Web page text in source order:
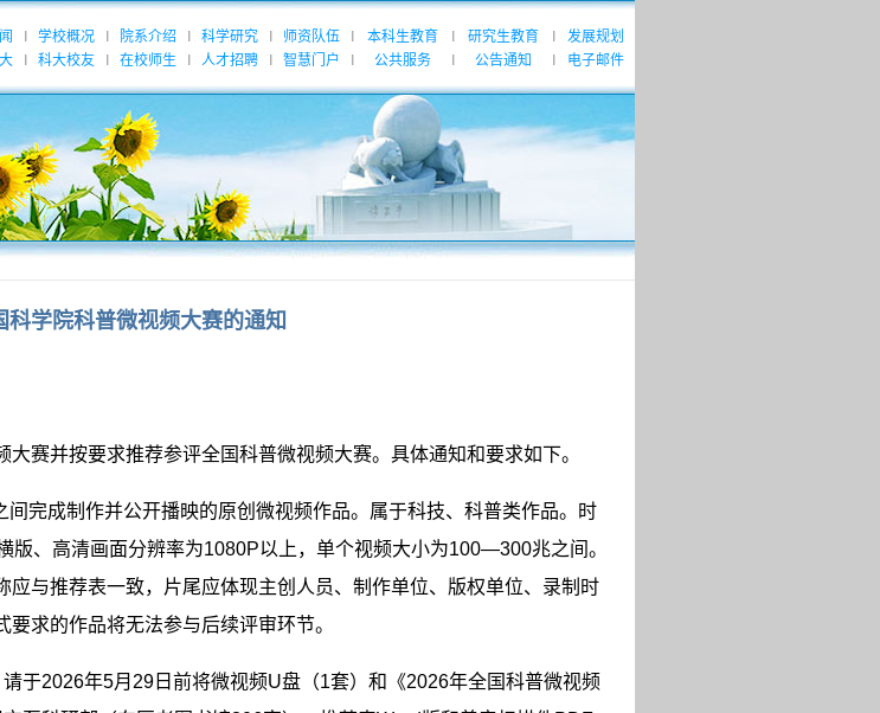
学校概况 院系介绍 科学研究 师资队伍 本科生教育 研究生教育
发展规划
科大校友 在校师生 人才招聘 智慧门户 公共服务 公告通知 电子邮件
科学院科普微视频大赛的通知
赛并按要求推荐参评全国科普微视频大赛。具体通知和要求如下。
间完成制作并公开播映的原创微视频作品。属于科技、科普类作品。时
版、高清画面分辨率为1080P以上，单个视频大小为100—300兆之间。
与推荐表一致，片尾应体现主创人员、制作单位、版权单位、录制时
求的作品将无法参与后续评审环节。
于2026年5月 29 日前将微视频U盘（1套）和《2026年全国科普微视频